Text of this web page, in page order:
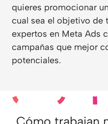
quieres promocionar
cual sea el objetivo de
expertos en Meta Ads
campañas que mejor
potenciales.
Cómo trabajan